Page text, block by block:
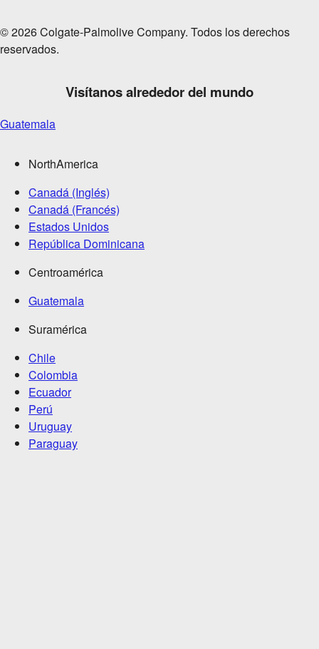
© 2026 Colgate-Palmolive Company. Todos los derechos
reservados.
Visítanos alrededor del mundo
Guatemala
NorthAmerica
Canadá (Inglés)
Canadá (Francés)
Estados Unidos
República Dominicana
Centroamérica
Guatemala
Suramérica
Chile
Colombia
Ecuador
Perú
Uruguay
Paraguay